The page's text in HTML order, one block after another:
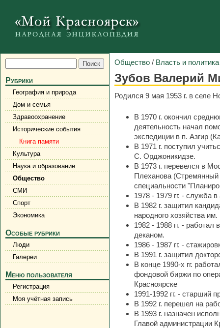
Рубрики
География и природа
Дом и семья
Здравоохранение
Исторические события
Книга памяти
Культура
Наука и образование
Общество
СМИ
Спорт
Экономика
Особые рубрики
Люди
Галереи
Меню пользователя
Регистрация
Моя учётная запись
Общество / Власть и политика
Зубов Валерий
Родился 9 мая 1953 г. в селе
В 1970 г. окончил
деятельность начал
экспедиции в п. Азгир
В 1971 г. поступил
С. Орджоникидзе.
В 1973 г. перевелся в
Плеханова (Стремянный
специальности
1978 - 1979 гг. - служба
В 1982 г. защитил
народного хозяйства
1982 - 1988 гг. -
деканом.
1986 - 1987 гг. -
В 1991 г. защитил
В конце 1990-х гг.
фондовой биржи по
Красноярске
1991-1992 гг. - старший
В 1992 г. перешел на
В 1993 г. назначен
Главой администрации